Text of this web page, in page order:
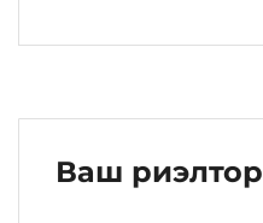
Ваш риэлтор